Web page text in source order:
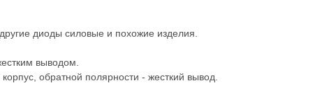
диоды силовые и похожие изделия.
выводом.
обратной полярности - жесткий вывод.